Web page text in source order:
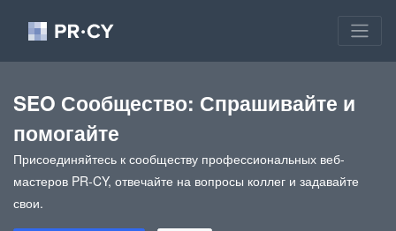
SEO Сообщество: Спрашивайте и
помогайте
Присоединяйтесь к сообществу профессиональных веб-
мастеров PR-CY, отвечайте на вопросы коллег и задавайте
свои.